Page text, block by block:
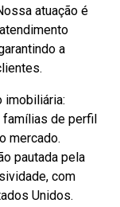
atuação é
a
imobiliária:
famílias de perfil
mercado.
pautada pela
com
Unidos.